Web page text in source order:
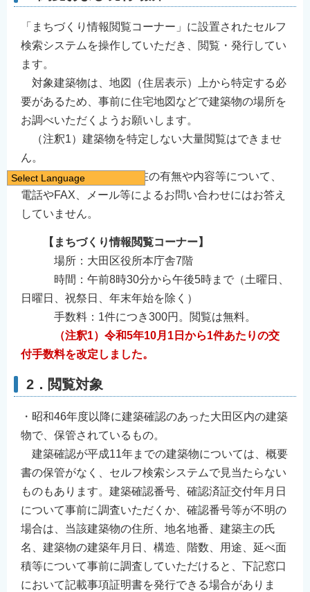
「まちづくり情報閲覧コーナー」に設置されたセルフ
検索システムを操作していただき、閲覧・発行してい
ます。
対象建築物は、地図（住居表示）上から特定する必
要があるため、事前に住宅地図などで建築物の場所を
お調べいただくようお願いします。
（注釈1）建築物を特定しない大量閲覧はできませ
ん。
（注釈2）概要書の存在の有無や内容等について、
電話やFAX、メール等によるお問い合わせにはお答え
していません。
【まちづくり情報閲覧コーナー】
場所：大田区役所本庁舎7階
時間：午前8時30分から午後5時まで（土曜日、
日曜日、祝祭日、年末年始を除く）
手数料：1件につき300円。閲覧は無料。
（注釈1）令和5年10月1日から1件あたりの交
付手数料を改定しました。
2．閲覧対象
・昭和46年度以降に建築確認のあった大田区内の建築
物で、保管されているもの。
建築確認が平成11年までの建築物については、概要
書の保管がなく、セルフ検索システムで見当たらない
ものもあります。建築確認番号、確認済証交付年月日
について事前に調査いただくか、確認番号等が不明の
場合は、当該建築物の住所、地名地番、建築主の氏
名、建築物の建築年月日、構造、階数、用途、延べ面
積等について事前に調査していただけると、下記窓口
において記載事項証明書を発行できる場合がありま
Select Language
日本語
English
简体中文
繁體中文
नेपाली